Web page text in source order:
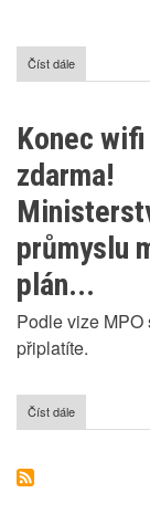
Číst dále
Program
ČR
Konec wifi
zdarma!
průmyslu
plán...
Podle vize
připlatíte.
Číst dále
Konec